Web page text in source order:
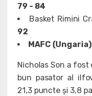
79 - 84
Basket Rimini
92
MAFC (Ungaria)
Nicholas Son a fost
bun pasator al
21,3 puncte și 3,8